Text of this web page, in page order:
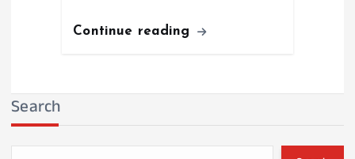
Continue reading
Search